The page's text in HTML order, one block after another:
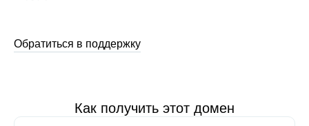
Обратиться в поддержку
Как получить этот домен